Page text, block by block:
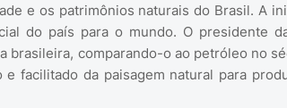
e os patrimônios naturais do Brasil. A
do país para o mundo. O presidente
brasileira, comparando-o ao petróleo no
facilitado da paisagem natural para